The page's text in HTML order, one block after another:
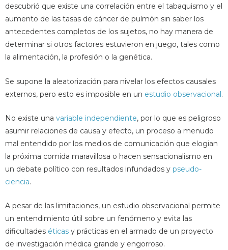
descubrió que existe una correlación entre el tabaquismo y el
aumento de las tasas de cáncer de pulmón sin saber los
antecedentes completos de los sujetos, no hay manera de
determinar si otros factores estuvieron en juego, tales como
la alimentación, la profesión o la genética.
Se supone la aleatorización para nivelar los efectos causales
externos, pero esto es imposible en un estudio observacional.
No existe una variable independiente, por lo que es peligroso
asumir relaciones de causa y efecto, un proceso a menudo
mal entendido por los medios de comunicación que elogian
la próxima comida maravillosa o hacen sensacionalismo en
un debate político con resultados infundados y pseudo-
ciencia.
A pesar de las limitaciones, un estudio observacional permite
un entendimiento útil sobre un fenómeno y evita las
dificultades éticas y prácticas en el armado de un proyecto
de investigación médica grande y engorroso.